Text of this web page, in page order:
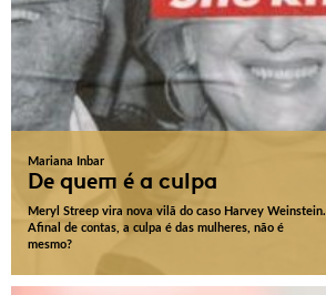
Mariana Inbar
De quem é a culpa
Meryl Streep vira nova vilã do caso Harvey Weinstein.
Afinal de contas, a culpa é das mulheres, não é
mesmo?